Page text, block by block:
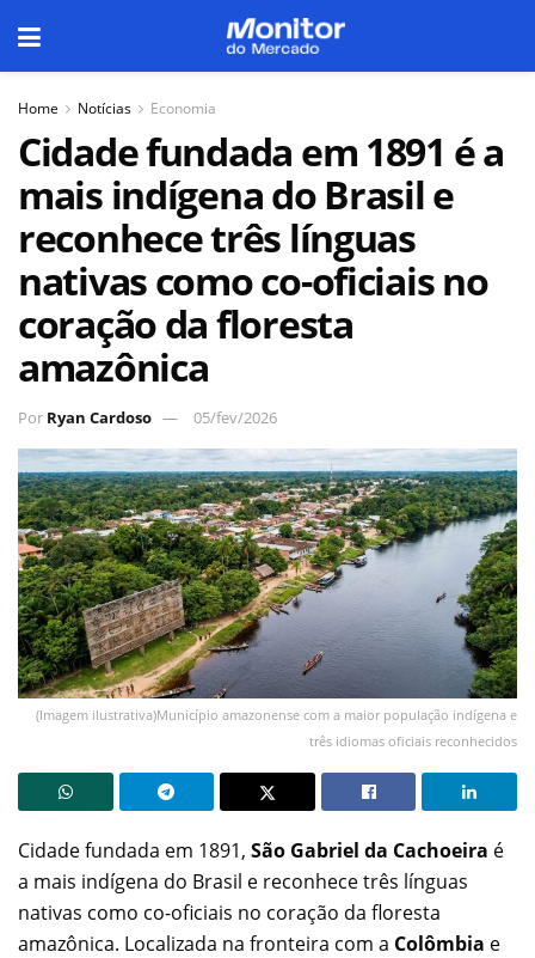
Home Notícias Economia
Cidade fundada em 1891 é a
mais indígena do Brasil e
reconhece três línguas
nativas como co-oficiais no
coração da floresta
amazônica
Por Ryan Cardoso 05/fev/2026
(Imagem ilustrativa)Município amazonense com a maior população indígena e
três idiomas oficiais reconhecidos
Cidade fundada em 1891, São Gabriel da Cachoeira é
a mais indígena do Brasil e reconhece três línguas
nativas como co-oficiais no coração da floresta
amazônica. Localizada na fronteira com a Colômbia e